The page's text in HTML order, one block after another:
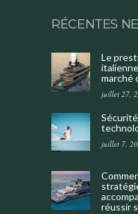
RÉCENTES
Le
marché
juillet 27,
juillet 7,
réussir